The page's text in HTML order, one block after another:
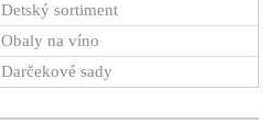
Detský sortiment
Obaly na víno
Darčekové sady